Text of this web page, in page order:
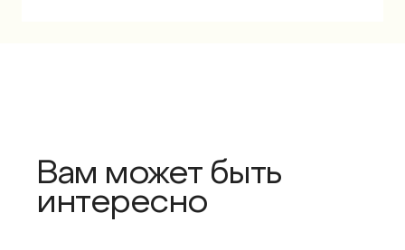
Вам может быть
интересно